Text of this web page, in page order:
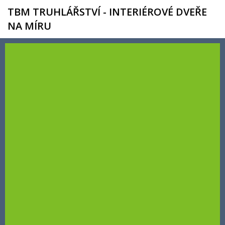
TBM TRUHLÁŘSTVÍ - INTERIÉROVÉ DVEŘE
NA MÍRU